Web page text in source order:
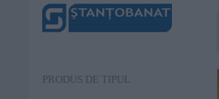
PRODUS DE TIPUL